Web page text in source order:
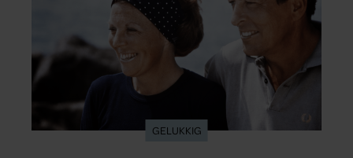
GELUKKIG